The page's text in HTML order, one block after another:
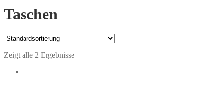
Taschen
Zeigt alle 2 Ergebnisse